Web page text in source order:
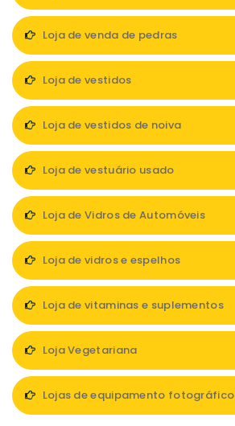
Loja de venda de pedras
Loja de vestidos
Loja de vestidos de noiva
Loja de vestuário usado
Loja de Vidros de Automóveis
Loja de vidros e espelhos
Loja de vitaminas e suplementos
Loja Vegetariana
Lojas de equipamento fotográfico